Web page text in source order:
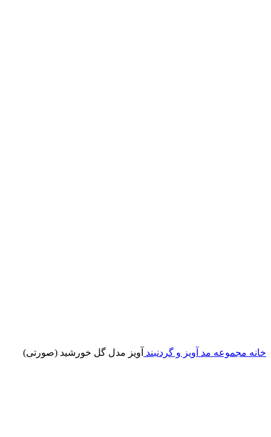
خانه مجموعه مد آویز و گردنبند آویز مدل گل خورشید (صورتی)